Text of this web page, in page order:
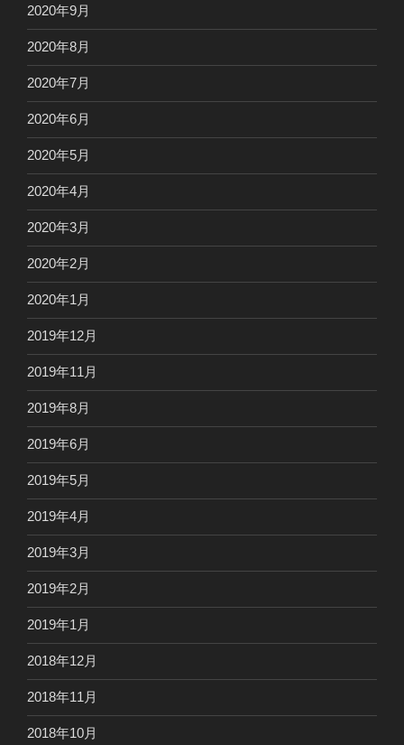
2020年9月
2020年8月
2020年7月
2020年6月
2020年5月
2020年4月
2020年3月
2020年2月
2020年1月
2019年12月
2019年11月
2019年8月
2019年6月
2019年5月
2019年4月
2019年3月
2019年2月
2019年1月
2018年12月
2018年11月
2018年10月